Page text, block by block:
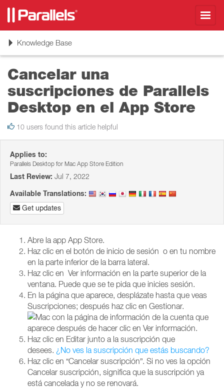
ToggleKnowledge Base
Cancelar una
suscripciones de Parallels
Desktop en el App Store
10 users found this article helpful
Applies to:
Parallels Desktop for Mac App Store Edition
Last Review: Jul 7, 2022
Available Translations:
Get updates
Abre la app App Store.
Haz clic en el botón de inicio de sesión o en tu nombre
en la parte inferior de la barra lateral.
Haz clic en Ver información en la parte superior de la
ventana. Puede que se te pida que inicies sesión.
En la página que aparece, desplázate hasta que veas
Suscripciones; después haz clic en Gestionar.
Haz clic en Editar junto a la suscripción que
desees. ¿No ves la suscripción que estás buscando?
Haz clic en “Cancelar suscripción”. Si no ves la opción
Cancelar suscripción, significa que la suscripción ya
está cancelada y no se renovará.